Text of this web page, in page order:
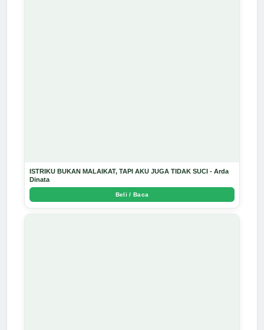
ISTRIKU BUKAN MALAIKAT, TAPI AKU JUGA TIDAK SUCI - Arda
Dinata
Beli / Baca